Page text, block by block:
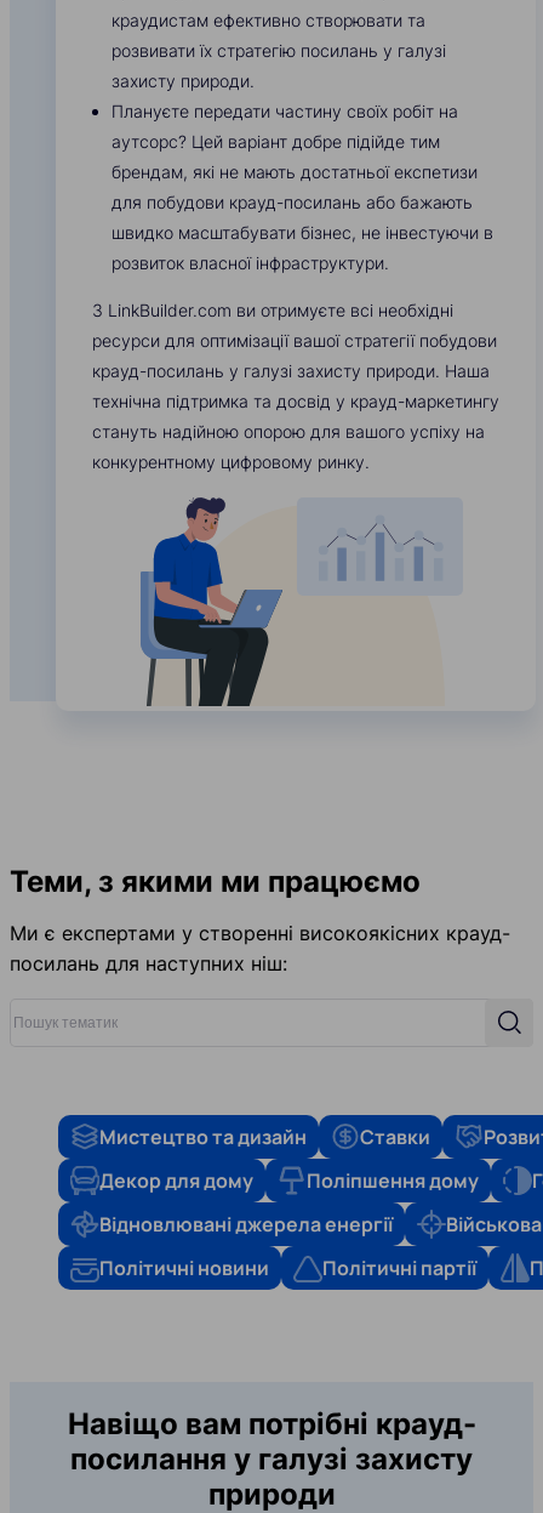
краудистам ефективно створювати та
розвивати їх стратегію посилань у галузі
захисту природи.
Плануєте передати частину своїх робіт на
аутсорс? Цей варіант добре підійде тим
брендам, які не мають достатньої експетизи
для побудови крауд-посилань або бажають
швидко масштабувати бізнес, не інвестуючи в
розвиток власної інфраструктури.
З LinkBuilder.com ви отримуєте всі необхідні
ресурси для оптимізації вашої стратегії побудови
крауд-посилань у галузі захисту природи. Наша
технічна підтримка та досвід у крауд-маркетингу
стануть надійною опорою для вашого успіху на
конкурентному цифровому ринку.
Теми, з якими ми працюємо
Ми є експертами у створенні високоякісних крауд-
посилань для наступних ніш:
Мистецтво та дизайн Ставки
Декор для дому
Поліпшення дому
Відновлювані джерела енергії
Політичні новини
Політичні партії
Навіщо вам потрібні крауд-
посилання у галузі захисту
природи